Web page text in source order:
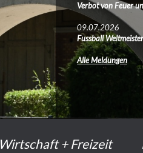
Verbot von Feuer
09.07.2026
Fussball
Alle Meldungen
Wirtschaft + Freizeit